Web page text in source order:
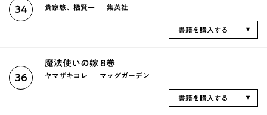
34 貴家悠、橘賢一 集英社
書籍を購入する
36
魔法使いの嫁 8巻
ヤマザキコレ マッグガーデン
書籍を購入する